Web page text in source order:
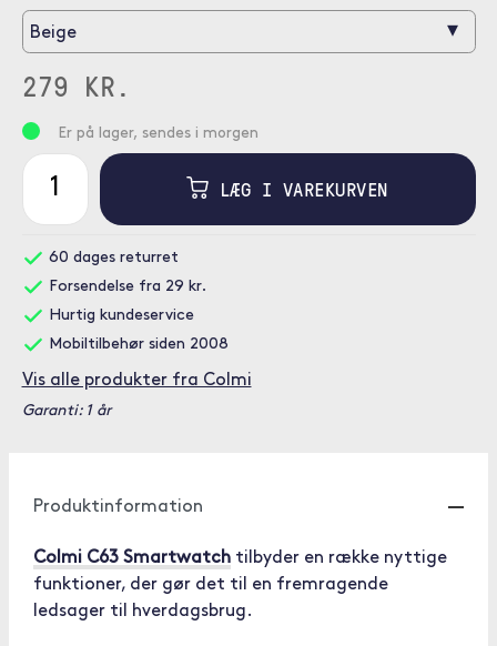
Beige ▾
279 KR.
Er på lager, sendes i morgen
LÆG I VAREKURVEN
60 dages returret
Forsendelse fra 29 kr.
Hurtig kundeservice
Mobiltilbehør siden 2008
Vis alle produkter fra Colmi
Garanti: 1 år
Produktinformation
Colmi C63 Smartwatch tilbyder en række nyttige
funktioner, der gør det til en fremragende
ledsager til hverdagsbrug.